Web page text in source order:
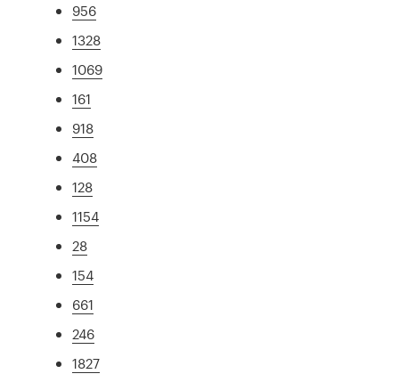
956
1328
1069
161
918
408
128
1154
28
154
661
246
1827